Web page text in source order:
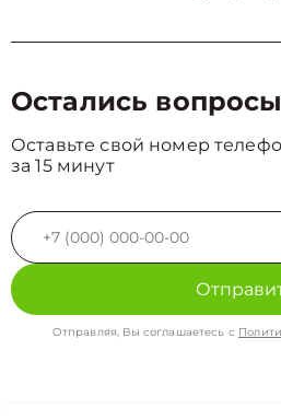
Остались
Оставьте свой номер
за 15 минут
Отправляя, Вы соглашаетесь с